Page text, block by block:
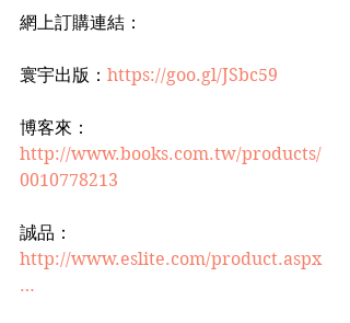
網上訂購連結：
寰宇出版： https://goo.gl/JSbc59
博客來：
http://www.books.com.tw/products/
0010778213
誠品：
http://www.eslite.com/product.aspx
…